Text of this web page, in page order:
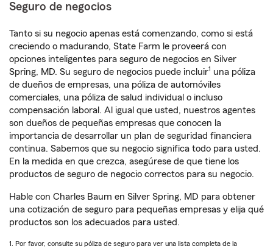
Seguro de negocios
Tanto si su negocio apenas está comenzando, como si está
creciendo o madurando, State Farm le proveerá con
opciones inteligentes para seguro de negocios en Silver
Spring, MD. Su seguro de negocios puede incluir1 una póliza
de dueños de empresas, una póliza de automóviles
comerciales, una póliza de salud individual o incluso
compensación laboral. Al igual que usted, nuestros agentes
son dueños de pequeñas empresas que conocen la
importancia de desarrollar un plan de seguridad financiera
continua. Sabemos que su negocio significa todo para usted.
En la medida en que crezca, asegúrese de que tiene los
productos de seguro de negocio correctos para su negocio.
Hable con Charles Baum en Silver Spring, MD para obtener
una cotización de seguro para pequeñas empresas y elija qué
productos son los adecuados para usted.
1. Por favor, consulte su póliza de seguro para ver una lista completa de la